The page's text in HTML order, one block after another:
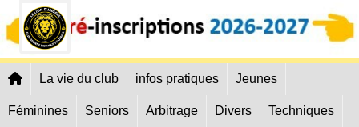
La vie du club infos pratiques Jeunes
Féminines Seniors Arbitrage Divers Techniques
Panneau de gestion des cookies